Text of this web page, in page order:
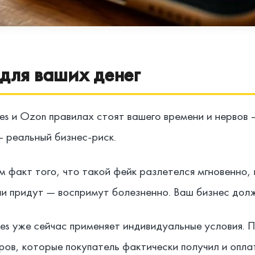
ваших денег
и Ozon правилах стоят вашего времени и
бизнес-риск.
факт того, что такой фейк разлетелся
придут — воспримут болезненно. Ваш бизнес
уже сейчас применяет индивидуальные
которые покупатель фактически получил и